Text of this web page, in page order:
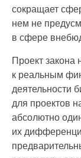
сокращает
нем не
в сфере
Проект закона
к реальным
деятельности
для проектов
абсолютно
их